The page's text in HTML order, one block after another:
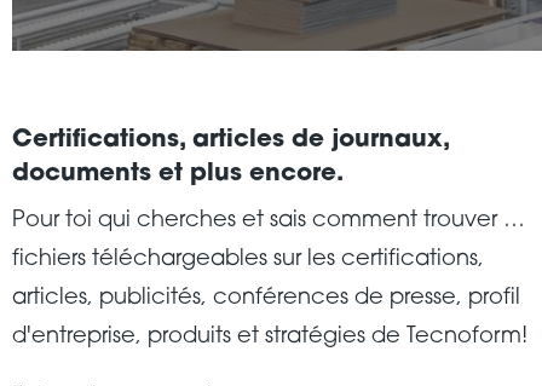
Certifications, articles de journaux,
documents et plus encore.
Pour toi qui cherches et sais comment trouver …
fichiers téléchargeables sur les certifications,
articles, publicités, conférences de presse, profil
d'entreprise, produits et stratégies de Tecnoform!